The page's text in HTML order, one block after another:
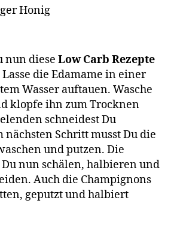
Honig
nun diese Low Carb Rezepte
Lasse die Edamame in einer
Wasser auftauen. Wasche
klopfe ihn zum Trocknen
schneidest Du
nächsten Schritt musst Du die
und putzen. Die
nun schälen, halbieren und
Auch die Champignons
geputzt und halbiert